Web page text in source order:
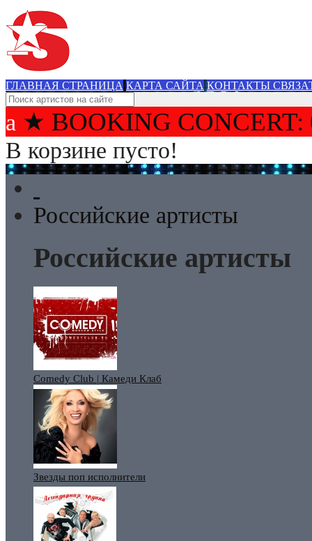
ГЛАВНАЯ СТРАНИЦА КАРТА САЙТА КОНТАКТЫ
★ BOOKING
В корзине пусто!
Российские артисты
Российские артисты
Comedy Club | Камеди Клаб
Звезды поп исполнители